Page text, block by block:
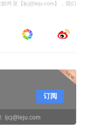
司于2022年
宗交易系统分
公司、海南博时
心合计持有的安
股份，占安通控
金额6.44亿元。
通控股股份2.88
邮件至【ljcj@leju.com】，我们
ljcj@leju.com
订阅